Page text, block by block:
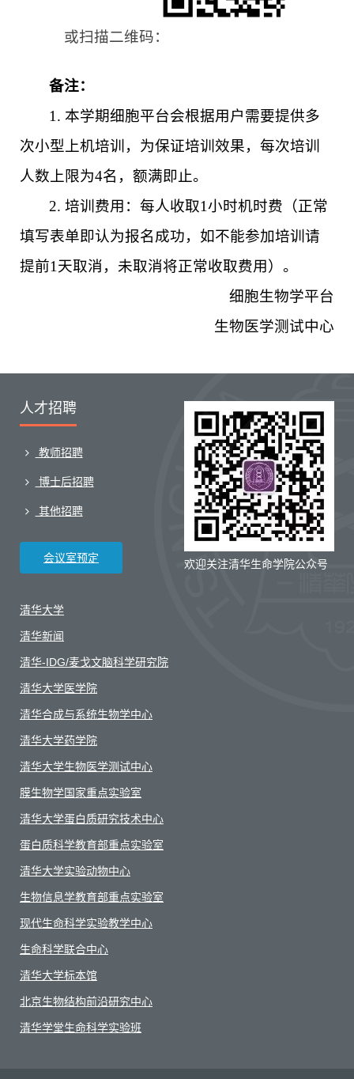
或扫描二维码：
备注：
1.本学期细胞平台会根据用户需要提供多
次小型上机培训，为保证培训效果，每次培训
人数上限为4名， 额满即止。
2.培训费用：每人收取1小时机时费（正常
填写表单即认为报名成功，如不能参加培训请
提前1天取消，未取消将正常收取费用）。
细胞生物学平台
生物医学测试中心
欢迎关注清华生命学院公众号
人才招聘
教师招聘
博士后招聘
其他招聘
会议室预定
清华大学
清华新闻
清华-IDG/麦戈文脑科学研究院
清华大学医学院
清华合成与系统生物学中心
清华大学药学院
清华大学生物医学测试中心
膜生物学国家重点实验室
清华大学蛋白质研究技术中心
蛋白质科学教育部重点实验室
清华大学实验动物中心
生物信息学教育部重点实验室
现代生命科学实验教学中心
生命科学联合中心
清华大学标本馆
北京生物结构前沿研究中心
清华学堂生命科学实验班